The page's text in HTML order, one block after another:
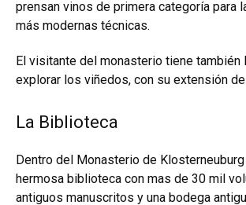
prensan vinos de primera categoría para
más modernas técnicas.
El visitante del monasterio tiene
explorar los viñedos, con su extensión
La Biblioteca
Dentro del Monasterio de Klosterneuburg
hermosa biblioteca con mas de 30 mil
antiguos manuscritos y una bodega